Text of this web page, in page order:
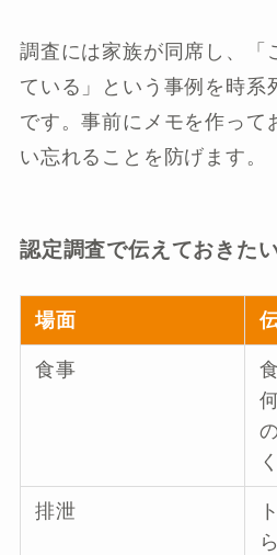
調査には家族が同席し、「
ている」という事例を時系
です。事前にメモを作って
い忘れることを防げます。
認定調査で伝えておきた
場面
食事
排泄